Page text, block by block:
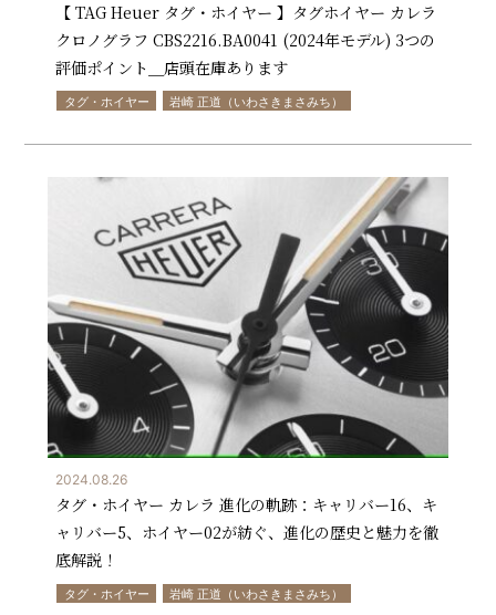
【 TAG Heuer タグ・ホイヤー 】タグホイヤー カレラ
クロノグラフ CBS2216.BA0041 (2024年モデル) 3つの
評価ポイント＿店頭在庫あります
タグ・ホイヤー 岩崎 正道（いわさきまさみち）
2024.08.26
タグ・ホイヤー カレラ 進化の軌跡：キャリバー16、キ
ャリバー5、ホイヤー02が紡ぐ、進化の歴史と魅力を徹
底解説！
タグ・ホイヤー 岩崎 正道（いわさきまさみち）